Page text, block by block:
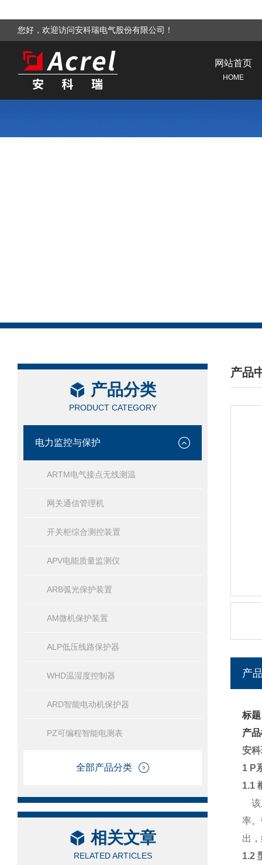
您好，欢迎访问安科瑞电气股份有限公司！
网站首页
HOME
产品分类
PRODUCT CATEGORY
电力监控与保护
ARTM电气接点无线测温
网关通信管理机
开关柜综合测控装置
APV电能质量监测仪
ARB弧光保护装置
AM微机保护装置
ALP低压线路保护器
WHD温湿度控制器
ARD智能电动机保护器
PZ可编程智能电测表
全部产品分类
相关文章
RELATED ARTICLES
产品
/
产
标
产
安
1 P
1.1
该
率
出
1.2